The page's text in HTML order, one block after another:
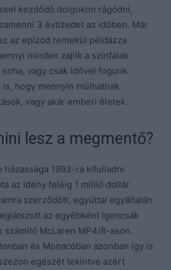
kezdődő dolgokon rágódni,
3 évtizedet az időben. Már
az epizód remekül példázza
minden zajlik a színfalak
vagy csak idővel fogunk
hogy mennyin múlhatnak
vagy akár emberi életek.
lesz a megmentő?
házassága 1993-ra kifulladni
az idény feléig 1 millió dollár
szerződött, egyúttal egyáltalán
az egyébként igencsak
számító McLaren MP4/8-ason.
és Monacóban azonban így is
egészét tekintve azért